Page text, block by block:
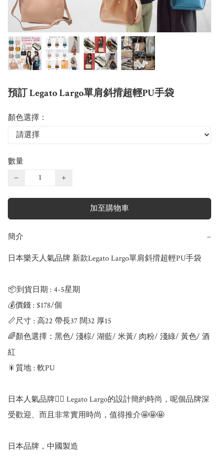
預訂 Legato Largo單肩斜揹超輕PU手袋
顏色選擇：
數量
−
+
加至購物車
簡介 −
日本樂天人氣品牌 新款Legato Largo單肩斜揹超輕PU手袋
📦到貨日期 : 4-5星期
💰價錢 : $178/個
📏尺寸 : 高22 帶長37 闊32 厚15
🌈顏色選擇：黑色/ 淺棕/ 湖藍/ 米黃/ 肉粉/ 淺綠/ 黃色/ 酒
紅
🎇質地 : 軟PU
日本人氣品牌👉🏼 Legato Largo的設計簡約時尚，呢個品牌深
受歡迎、而且非常實用時尚，值得推介🤩🤩🤩
日本品牌，中國製造